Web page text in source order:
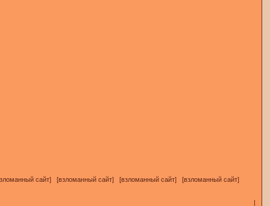
сайт] [взломанный сайт] [взломанный сайт] [взломанный сайт]